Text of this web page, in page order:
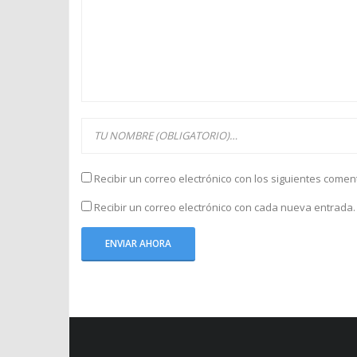
Recibir un correo electrónico con los siguientes
Recibir un correo electrónico con cada nueva entrada.